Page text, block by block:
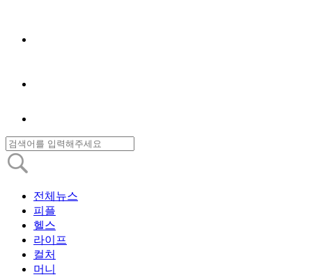
전체뉴스
피플
헬스
라이프
컬처
머니